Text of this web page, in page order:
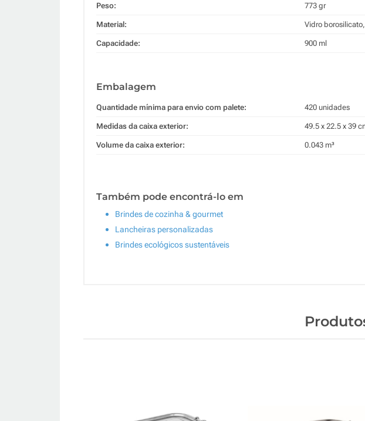
Peso: 773 gr
Material: Vidro
Capacidade: 900 ml
Embalagem
Quantidade mínima para envio com palete: 420 unidades
Medidas da caixa exterior: 49.5 x 22.5 x 39
Volume da caixa exterior: 0.043 m³
Também pode encontrá-lo em
Brindes de cozinha & gourmet
Lancheiras personalizadas
Brindes ecológicos sustentáveis